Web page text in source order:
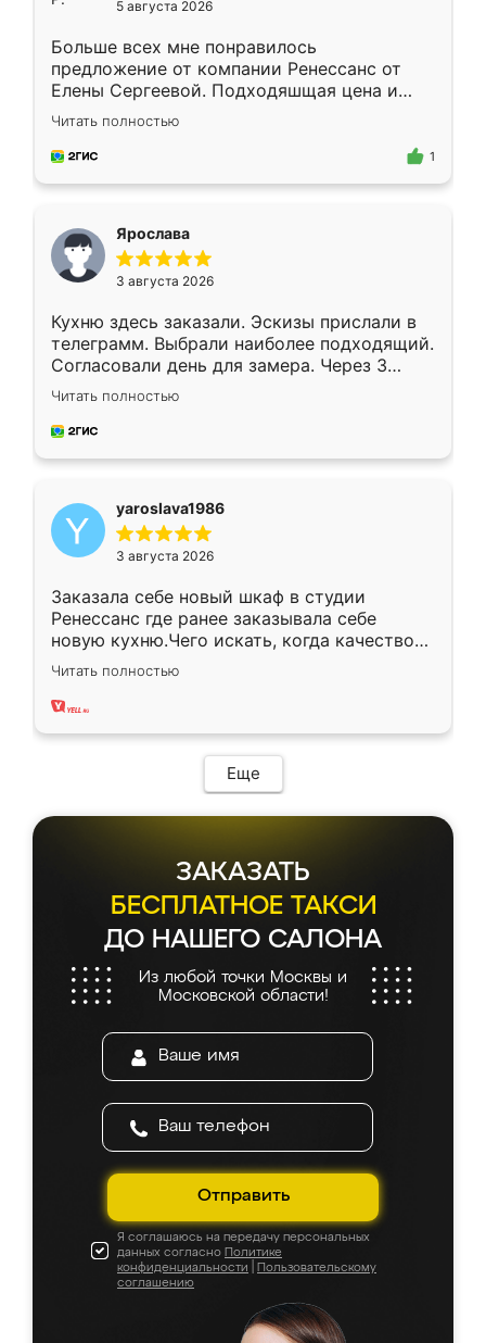
5 августа 2026
Больше всех мне понравилось
предложение от компании Ренессанс от
Елены Сергеевой. Подходяшщая цена и
короткие сроки изготовления. Приехавший
для замера сотрудник Владислав
предложил по моему эскизу самый
Читать полностью
1
Ярослава
3 августа 2026
Кухню здесь заказали. Эскизы прислали в
телеграмм. Выбрали наиболее подходящий.
Согласовали день для замера. Через 3
недели кухня была уже готова. Остались
довольны работой. Спасибо Ренессанс
мебель за качественную работу!
Читать полностью
yaroslava1986
3 августа 2026
Заказала себе новый шкаф в студии
Ренессанс где ранее заказывала себе
новую кухню.Чего искать, когда качеством
вполне довольна. Служит кухня уже почти
два года, нареканий нет.
Читать полностью
Еще
ЗАКАЗАТЬ
БЕСПЛАТНОЕ ТАКСИ
ДО НАШЕГО САЛОНА
Из любой точки Москвы и
Московской области!
Отправить
Я соглашаюсь на передачу персональных
данных согласно Политике
конфиденциальности
Пользовательскому
соглашению